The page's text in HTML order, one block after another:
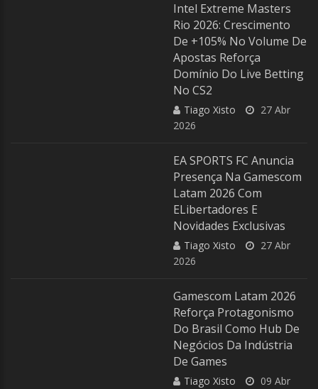
Intel Extreme Masters
Rio 2026: Crescimento
De +105% No Volume De
Apostas Reforça
Domínio Do Live Betting
No CS2
Tiago Xisto
27 Abr
2026
EA SPORTS FC Anuncia
Presença Na Gamescom
Latam 2026 Com
ELibertadores E
Novidades Exclusivas
Tiago Xisto
27 Abr
2026
Gamescom Latam 2026
Reforça Protagonismo
Do Brasil Como Hub De
Negócios Da Indústria
De Games
Tiago Xisto
09 Abr